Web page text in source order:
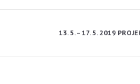
13. 5. – 17. 5. 2019